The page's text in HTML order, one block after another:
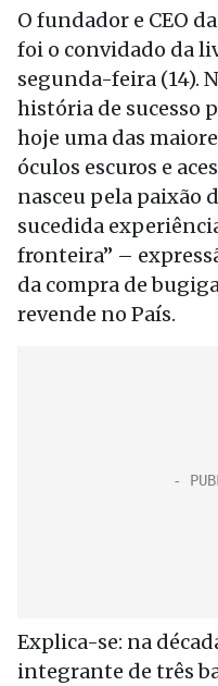
O fundador e CEO
foi o convidado da
segunda-feira (14).
história de sucesso
hoje uma das
óculos escuros e
nasceu pela paixão
sucedida
fronteira” –
da compra de
revende no País.
Explica-se: na
integrante de três